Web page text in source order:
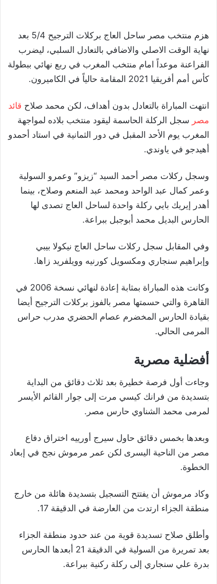
هزم منتخب مصر ساحل العاج بركلات الترجيح 5/4 بعد
نهاية الوقت الاصلي والاضافي بالتعادل السلبي، ليضرب
الفراعنة موعداً امام منتخب المغرب في ربع نهائي ببطولة
كأس أمم أفريقيا 2021 المقامة حالياً في الكاميرون.
انتهت المباراة بالتعادل بدون أهداف، لكن محمد صلاح قائد
مصر سجل الركلة الحاسمة ليقود منتخب بلاده لمواجهة
المغرب يوم الأحد المقبل في دور الثمانية في استاد أحمدو
أهيدجو في ياوندي.
وسجل ركلات مصر أحمد السيد “زيزو” وعمرو السولية
وعمر كمال عبد الواحد ومحمد عبد المنعم وصلاح، بينما
أهدر إيريك بايي ركلة واحدة لساحل العاج تصدى لها
الحارس البديل محمد أبوجبل ببراعة.
وفي المقابل سجل ركلات ساحل العاج نيكولا بيبي
وإبراهيم سنجاري ومكسويل كورنيه وويلفريد زاها.
وكانت هذه المباراة بمثابة إعادة لنهائي نسخة 2006 في
القاهرة والتي حسمتها مصر بالفوز بركلات الترجيح أيضا
بقيادة الحارس المخضرم عصام الحضري مدرب حراس
المرمى الحالي.
أفضلية مصرية
وجاءت أول فرصة خطيرة بعد ثلاث دقائق من البداية
بتسديدة من فرانك كيسي مرت إلى جوار القائم الأيسر
لمرمى محمد الشناوي حارس مصر.
وبعدها بخمس دقائق حاول سيرج أورييه اختراق دفاع
مصر من الناحية اليسرى لكن عمر مرموش نجح في إبعاد
الخطوة.
وكاد مرموش أن يفتتح التسجيل بتسديدة هائلة من خارج
منطقة الجزاء ارتدت من العارضة في الدقيقة 17.
وأطلق صلاح تسديدة قوية من عند حدود منطقة الجزاء
بعد تمريرة من السولية في الدقيقة 21 أبعدها الحارس
بدرة علي سنجاري إلى ركلة ركنية ببراعة.